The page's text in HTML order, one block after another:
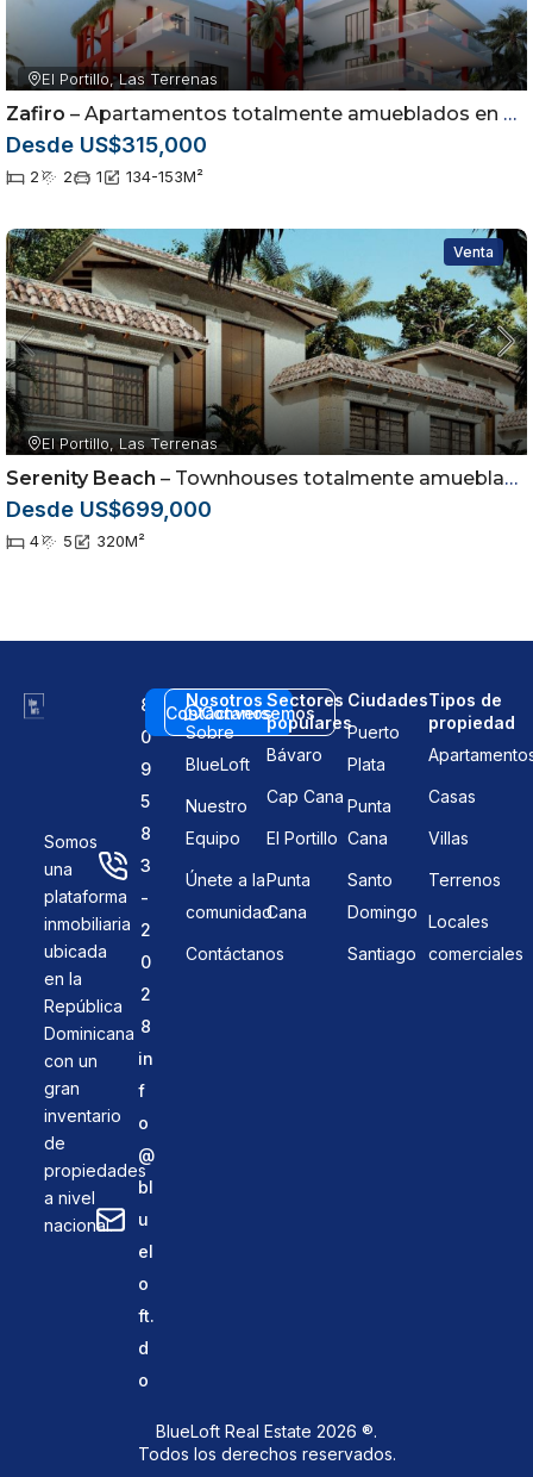
El Portillo, Las Terrenas
Zafiro – Apartamentos totalmente amueblados en Las Terrenas, Samaná
Desde US$315,000
2 2 1 134-153M²
Venta
El Portillo, Las Terrenas
Serenity Beach – Townhouses totalmente amueblados en Las Terrenas, Samaná
Desde US$699,000
4 5 320M²
Somos
una
plataforma
inmobiliaria
ubicada
en la
República
Dominicana
con un
gran
inventario
de
propiedades
a nivel
nacional.
8
0
9
5
8
3
-
2
0
2
8
in
f
o
@
bl
u
el
o
ft.
d
o
Contáctanos
Conversemos
Nosotros
Sobre
BlueLoft
Nuestro
Equipo
Únete a la
comunidad
Contáctanos
Sectores
populares
Bávaro
Cap Cana
El Portillo
Punta
Cana
Ciudades
Puerto
Plata
Punta
Cana
Santo
Domingo
Santiago
Tipos de
propiedad
Casas
Villas
Terrenos
Locales
comerciales
BlueLoft Real Estate 2026 ®.
Todos los derechos reservados.